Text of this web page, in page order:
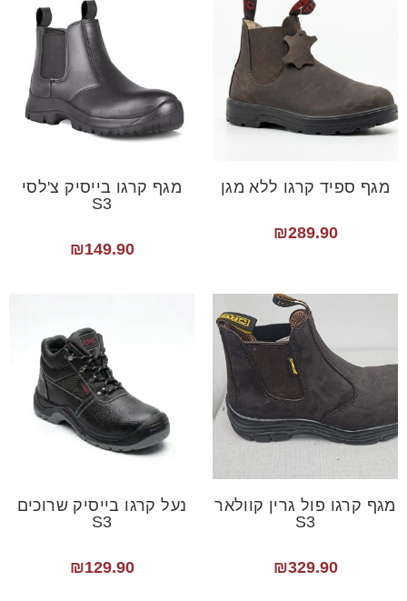
מגף ספיד קרגו ללא מגן
₪289.90
מגף קרגו בייסיק צ'לסי
S3
₪149.90
מגף קרגו פול גרין קוולאר
S3
₪329.90
נעל קרגו בייסיק שרוכים
S3
₪129.90